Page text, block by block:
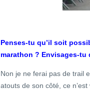
Penses-tu qu’il soit
marathon ? Envisages-tu
Non je ne ferai pas de trail
atouts de son côté, ce